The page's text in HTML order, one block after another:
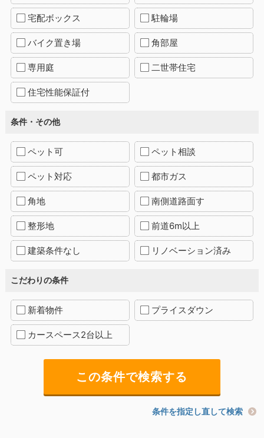
宅配ボックス 駐輪場
バイク置き場 角部屋
専用庭 二世帯住宅
住宅性能保証付
条件・その他
ペット可 ペット相談
ペット対応 都市ガス
角地 南側道路面す
整形地 前道6m以上
建築条件なし リノベーション済み
こだわりの条件
新着物件 プライスダウン
カースペース2台以上
条件を指定し直して検索